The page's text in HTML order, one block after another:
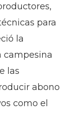
para
la
campesina
las
abono
como el